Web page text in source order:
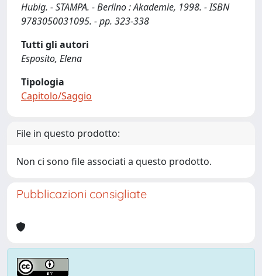
Hubig. - STAMPA. - Berlino : Akademie, 1998. - ISBN
9783050031095. - pp. 323-338
Tutti gli autori
Esposito, Elena
Tipologia
Capitolo/Saggio
File in questo prodotto:
Non ci sono file associati a questo prodotto.
Pubblicazioni consigliate